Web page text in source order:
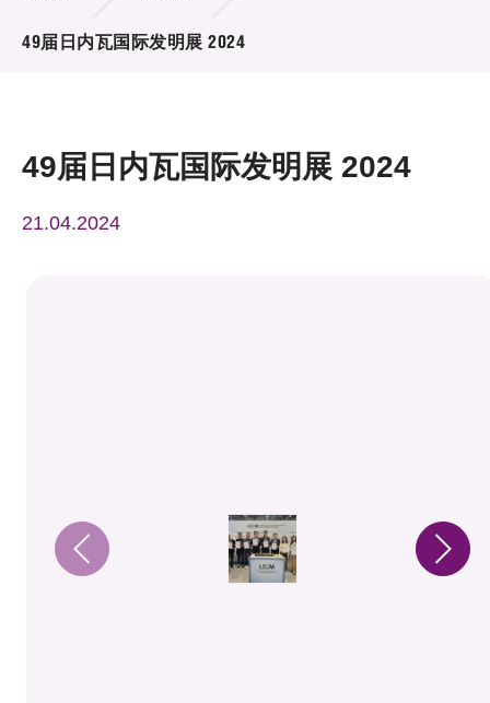
49届日内瓦国际发明展 2024
49届日内瓦国际发明展 2024
21.04.2024